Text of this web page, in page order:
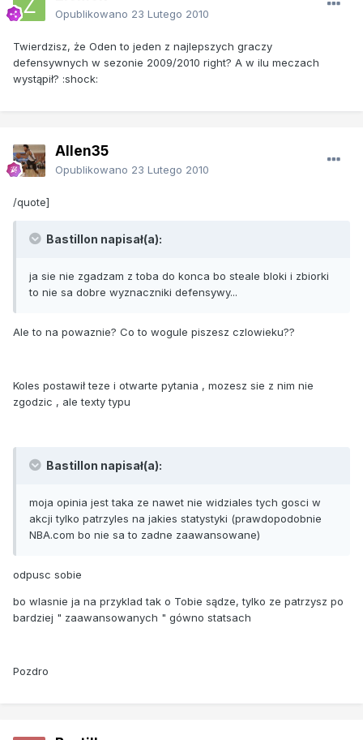
Opublikowano 23 Lutego 2010
Twierdzisz, że Oden to jeden z najlepszych graczy
defensywnych w sezonie 2009/2010 right? A w ilu meczach
wystąpił? :shock:
Allen35
Opublikowano 23 Lutego 2010
/quote]
Bastillon napisał(a):
ja sie nie zgadzam z toba do konca bo steale bloki i zbiorki
to nie sa dobre wyznaczniki defensywy...
Ale to na powaznie? Co to wogule piszesz czlowieku??
Koles postawił teze i otwarte pytania , mozesz sie z nim nie
zgodzic , ale texty typu
Bastillon napisał(a):
moja opinia jest taka ze nawet nie widziales tych gosci w
akcji tylko patrzyles na jakies statystyki (prawdopodobnie
NBA.com bo nie sa to zadne zaawansowane)
odpusc sobie
bo wlasnie ja na przyklad tak o Tobie sądze, tylko ze patrzysz po
bardziej " zaawansowanych " gówno statsach
Pozdro